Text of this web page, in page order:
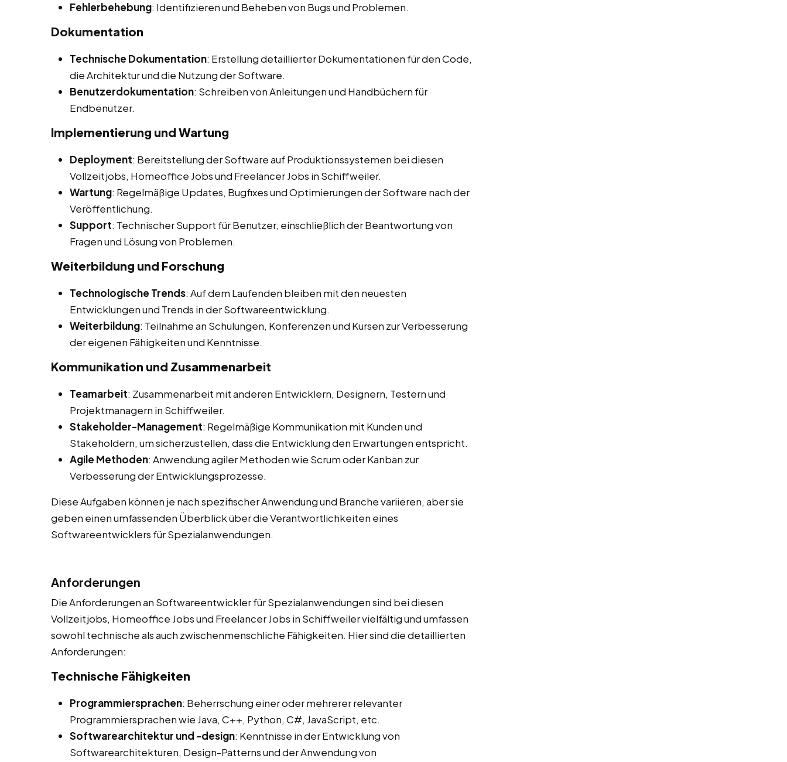
Fehlerbehebung: Identifizieren und Beheben von Bugs und Problemen.
Dokumentation
Technische Dokumentation: Erstellung detaillierter Dokumentationen für den Code,
die Architektur und die Nutzung der Software.
Benutzerdokumentation: Schreiben von Anleitungen und Handbüchern für
Endbenutzer.
Implementierung und Wartung
Deployment: Bereitstellung der Software auf Produktionssystemen bei diesen
Vollzeitjobs, Homeoffice Jobs und Freelancer Jobs in Schiffweiler.
Wartung: Regelmäßige Updates, Bugfixes und Optimierungen der Software nach der
Veröffentlichung.
Support: Technischer Support für Benutzer, einschließlich der Beantwortung von
Fragen und Lösung von Problemen.
Weiterbildung und Forschung
Technologische Trends: Auf dem Laufenden bleiben mit den neuesten
Entwicklungen und Trends in der Softwareentwicklung.
Weiterbildung: Teilnahme an Schulungen, Konferenzen und Kursen zur Verbesserung
der eigenen Fähigkeiten und Kenntnisse.
Kommunikation und Zusammenarbeit
Teamarbeit: Zusammenarbeit mit anderen Entwicklern, Designern, Testern und
Projektmanagern in Schiffweiler.
Stakeholder-Management: Regelmäßige Kommunikation mit Kunden und
Stakeholdern, um sicherzustellen, dass die Entwicklung den Erwartungen entspricht.
Agile Methoden: Anwendung agiler Methoden wie Scrum oder Kanban zur
Verbesserung der Entwicklungsprozesse.
Diese Aufgaben können je nach spezifischer Anwendung und Branche variieren, aber sie
geben einen umfassenden Überblick über die Verantwortlichkeiten eines
Softwareentwicklers für Spezialanwendungen.
Anforderungen
Die Anforderungen an Softwareentwickler für Spezialanwendungen sind bei diesen
Vollzeitjobs, Homeoffice Jobs und Freelancer Jobs in Schiffweiler vielfältig und umfassen
sowohl technische als auch zwischenmenschliche Fähigkeiten. Hier sind die detaillierten
Anforderungen:
Technische Fähigkeiten
Programmiersprachen: Beherrschung einer oder mehrerer relevanter
Programmiersprachen wie Java, C++, Python, C#, JavaScript, etc.
Softwarearchitektur und -design: Kenntnisse in der Entwicklung von
Softwarearchitekturen, Design-Patterns und der Anwendung von